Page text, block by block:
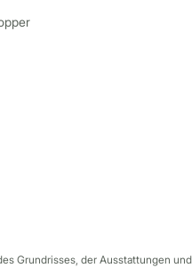
Grundrisses, der Ausstattungen